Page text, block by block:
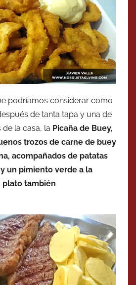
podríamos considerar como
de tanta tapa y una de
de la casa, la Picaña de Buey,
trozos de carne de buey
acompañados de patatas
un pimiento verde a la
plato también